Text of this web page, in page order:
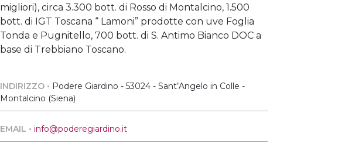
migliori), circa 3.300 bott. di Rosso di Montalcino, 1.500
bott. di IGT Toscana “ Lamoni” prodotte con uve Foglia
Tonda e Pugnitello, 700 bott. di S. Antimo Bianco DOC a
base di Trebbiano Toscano.
INDIRIZZO • Podere Giardino - 53024 - Sant’Angelo in Colle -
Montalcino (Siena)
EMAIL •info@poderegiardino.it